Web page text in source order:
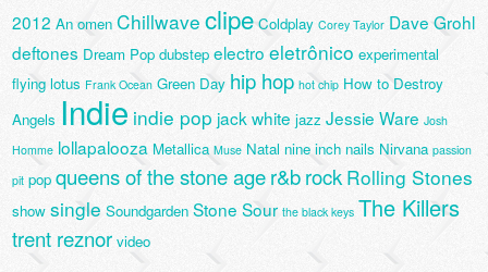
2012 An omen Chillwave clipe Coldplay Corey Taylor Dave Grohl
deftones Dream Pop dubstep electro eletrônico experimental
flying lotus Frank Ocean Green Day hip hop hot chip How to Destroy
Angels Indie indie pop jack white jazz Jessie Ware Josh
Homme lollapalooza Metallica Muse Natal nine inch nails Nirvana passion
pit pop queens of the stone ager&brockRolling Stones
show single Soundgarden Stone Sour the black keys The Killers
trent reznor video